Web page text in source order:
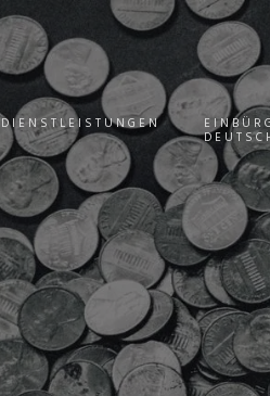
DIENSTLEISTUNGEN